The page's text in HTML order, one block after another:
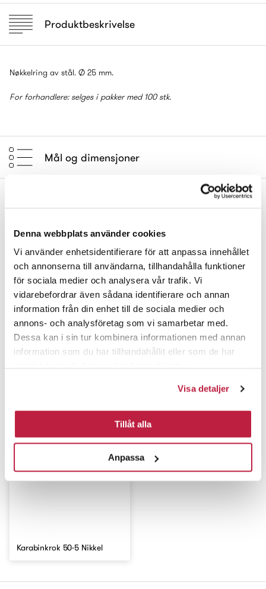
Denna webbplats använder cookies
Vi använder enhetsidentifierare för att anpassa innehållet
och annonserna till användarna, tillhandahålla funktioner
för sociala medier och analysera vår trafik. Vi
vidarebefordrar även sådana identifierare och annan
information från din enhet till de sociala medier och
annons- och analysföretag som vi samarbetar med.
Dessa kan i sin tur kombinera informationen med annan
information som du har tillhandahållit eller som de har
Visa detaljer
Tillåt alla
Anpassa
Produktbeskrivelse
Nøkkelring av stål. Ø 25 mm.
For forhandlere: selges i pakker med 100 stk.
Mål og dimensjoner
Karabinkrok 50-5 Nikkel